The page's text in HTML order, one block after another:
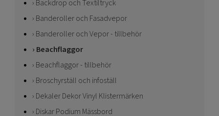
Backdrop och Textiltryck
Banderoller och Fasadvepor
Banderoller och Vepor - tillbehör
Beachflaggor
Beachflaggor - tillbehör
Broschyrställ och infoställ
Dekaler Dekor Vinyl Klistermärken
Diskar Podium Mässbord